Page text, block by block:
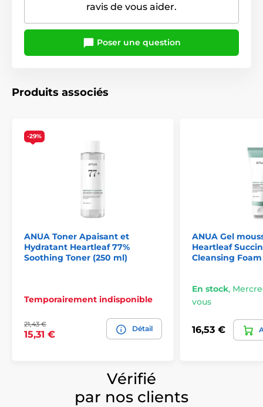
ravis de vous aider.
Poser une question
Produits associés
-29%
ANUA Toner Apaisant et
Hydratant Heartleaf 77%
Soothing Toner (250 ml)
Temporairement indisponible
21,43 €
15,31 €
Détail
ANUA Gel
Heartleaf
Cleansing Foam
En stock,
vous
16,53 €
Vérifié
par nos clients